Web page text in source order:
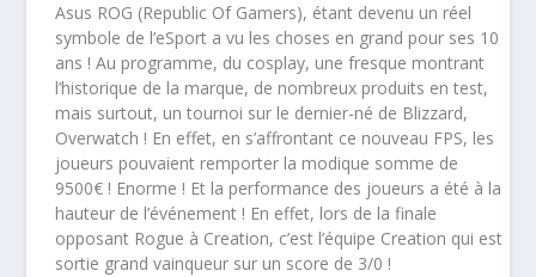
Asus ROG (Republic Of Gamers), étant devenu un réel
symbole de l’eSport a vu les choses en grand pour ses 10
ans ! Au programme, du cosplay, une fresque montrant
l’historique de la marque, de nombreux produits en test,
mais surtout, un tournoi sur le dernier-né de Blizzard,
Overwatch ! En effet, en s’affrontant ce nouveau FPS, les
joueurs pouvaient remporter la modique somme de
9500€ ! Enorme ! Et la performance des joueurs a été à la
hauteur de l’événement ! En effet, lors de la finale
opposant Rogue à Creation, c’est l’équipe Creation qui est
sortie grand vainqueur sur un score de 3/0 !